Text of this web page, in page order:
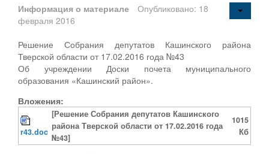
Информация о материале
Опубликовано: 18
февраля 2016
Решение Собрания депутатов Кашинского района
Тверской области от 17.02.2016 года №43
Об учреждении Доски почета муниципального
образования «Кашинский район».
Вложения:
r43.doc
[Решение Собрания депутатов Кашинского
района Тверской области от 17.02.2016 года
№43]
1015
Кб